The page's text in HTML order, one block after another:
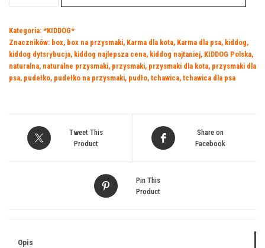
KIDDOG
połówka
poroża
jelenia
-
Kategoria: *KIDDOG*
Znaczników: box, box na przysmaki, Karma dla kota, Karma dla psa, kiddog,
kiddog dytsrybucja, kiddog najlepsza cena, kiddog najtaniej, KIDDOG Polska,
naturalna, naturalne przysmaki, przysmaki, przysmaki dla kota, przysmaki dla
psa, pudełko, pudełko na przysmaki, pudło, tchawica, tchawica dla psa
Tweet This
Product
Share on
Facebook
Pin This
Product
Opis